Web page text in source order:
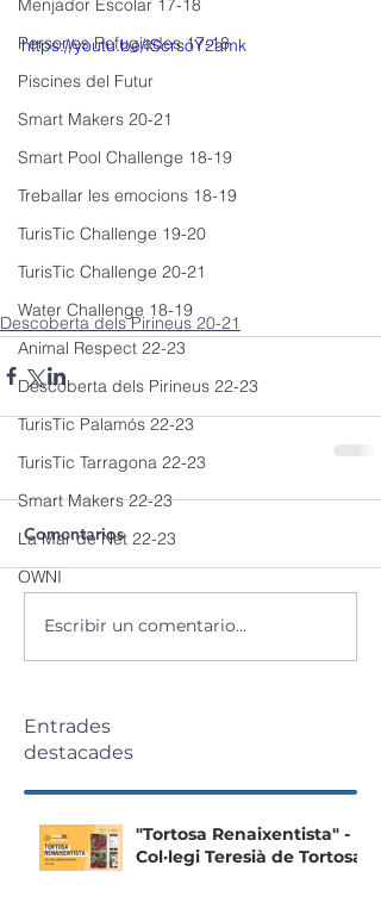
Menjador Escolar 17-18
Persones Refugiades 17-18
Piscines del Futur
Smart Makers 20-21
Smart Pool Challenge 18-19
Treballar les emocions 18-19
TurisTic Challenge 19-20
TurisTic Challenge 20-21
Water Challenge 18-19
Animal Respect 22-23
Descoberta dels Pirineus 22-23
TurisTic Palamós 22-23
TurisTic Tarragona 22-23
Smart Makers 22-23
La Mar de Net 22-23
OWNI
https://youtu.be/IScrsoY2amk
Descoberta dels Pirineus 20-21
Comentarios
Escribir un comentario...
Entrades
destacades
"Tortosa Renaixentista" -
Col·legi Teresià de Tortosa